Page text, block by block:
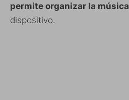
permite organizar la música
dispositivo.